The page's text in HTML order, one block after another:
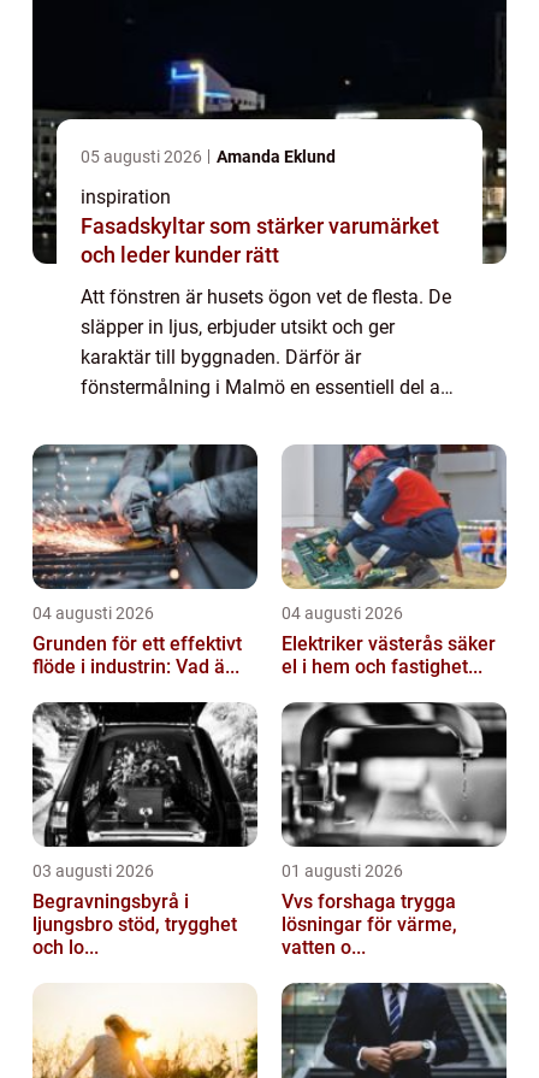
05 augusti 2026 Amanda Eklund
inspiration
Fasadskyltar som stärker varumärket
och leder kunder rätt
Att fönstren är husets ögon vet de flesta. De
släpper in ljus, erbjuder utsikt och ger
karaktär till byggnaden. Därför är
fönstermålning i Malmö en essentiell del av
04 augusti 2026
Grunden för ett effektivt
flöde i industrin: Vad ä...
04 augusti 2026
Elektriker västerås säker
el i hem och fastighet...
03 augusti 2026
Begravningsbyrå i
ljungsbro stöd, trygghet
och lo...
01 augusti 2026
Vvs forshaga trygga
lösningar för värme,
vatten o...